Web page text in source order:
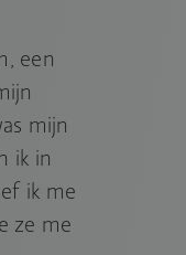
een
mijn
ik in
ik me
ze me